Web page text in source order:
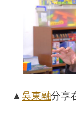
▲吳東融分享